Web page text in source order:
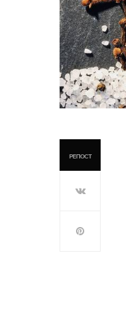
РЕПОСТ